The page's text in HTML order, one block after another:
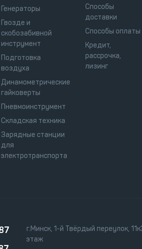
Генераторы
Гвозде и
скобозабивной
инструмент
Подготовка
воздуха
Динамометрические
гайковерты
Пневмоинструмент
Складская техника
Зарядные станции
для
электротранспорта
Способы
доставки
Способы оплаты
Кредит,
рассрочка,
лизинг
г.Минск, 1-й Твёрдый переулок,
этаж